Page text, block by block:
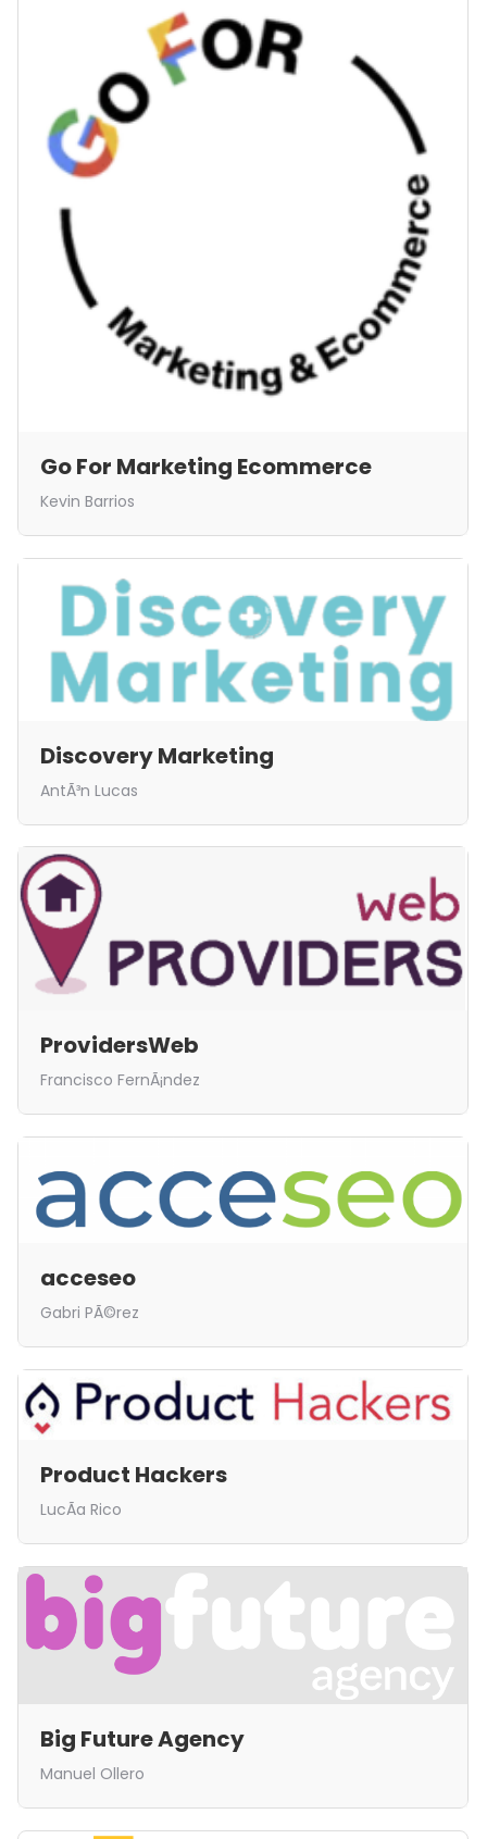
Go For Marketing Ecommerce
Kevin Barrios
Discovery Marketing
AntÃ³n Lucas
ProvidersWeb
Francisco FernÃ¡ndez
acceseo
Gabri PÃ©rez
Product Hackers
LucÃ­a Rico
Big Future Agency
Manuel Ollero